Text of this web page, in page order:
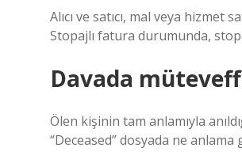
Alıcı ve satıcı, mal veya
Stopajlı fatura durumunda,
Davada
Ölen kişinin tam anlamıyla
“Deceased” dosyada ne anlama